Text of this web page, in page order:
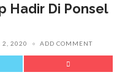
Hadir Di Ponsel
2, 2020 ADD COMMENT